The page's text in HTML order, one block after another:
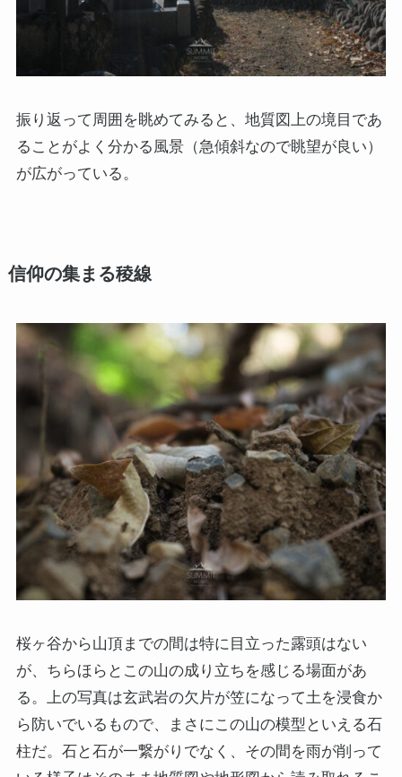
振り返って周囲を眺めてみると、地質図上の境目であ
ることがよく分かる風景（急傾斜なので眺望が良い）
が広がっている。
信仰の集まる稜線
桜ヶ谷から山頂までの間は特に目立った露頭はない
が、ちらほらとこの山の成り立ちを感じる場面があ
る。上の写真は玄武岩の欠片が笠になって土を浸食か
ら防いでいるもので、まさにこの山の模型といえる石
柱だ。石と石が一繋がりでなく、その間を雨が削って